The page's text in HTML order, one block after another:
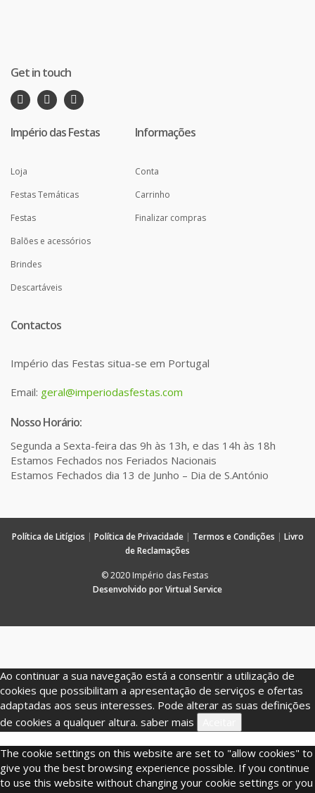
Get in touch
Império das Festas
Loja
Festas Temáticas
Festas
Balões e acessórios
Brindes
Descartáveis
Informações
Conta
Carrinho
Finalizar compras
Contactos
Império das Festas situa-se em Portugal
Email: geral@imperiodasfestas.com
Nosso Horário:
Segunda a Sexta-feira das 9h às 13h, e das 14h às 18h
Estamos Fechados nos Feriados Nacionais
Estamos Fechados dia 13 de Junho – Dia de S.António
Política de Litígios Política de Privacidade| Termos e Condições
Livro
de Reclamações
© 2020 Império das Festas
Desenvolvido por Virtual Service
Ao continuar a sua navegação está a consentir a utilização de
cookies que possibilitam a apresentação de serviços e ofertas
adaptadas aos seus interesses. Pode alterar as suas definições
de cookies a qualquer altura. saber mais
The cookie settings on this website are set to "allow cookies" to
give you the best browsing experience possible. If you continue
to use this website without changing your cookie settings or you